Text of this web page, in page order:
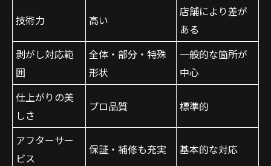
技術力 高い
店舗により差が
ある
剥がし対応範
囲
全体・部分・特殊
形状
一般的な箇所が
中心
仕上がりの美
しさ
プロ品質 標準的
アフターサー
ビス
保証・補修も充実 基本的な対応